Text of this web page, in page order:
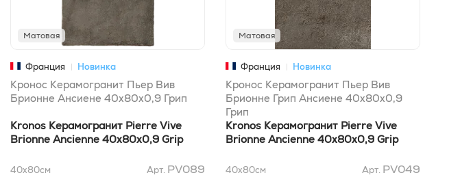
Матовая
Франция Новинка
Кронос Керамогранит Пьер Вив
Брионне Ансиене 40x80x0,9 Грип
Kronos Керамогранит Pierre Vive
Brionne Ancienne 40x80x0,9 Grip
40x80см Арт. PV089
Матовая
Франция Новинка
Кронос Керамогранит Пьер Вив
Брионне Грип Ансиене 40x80x0,9
Грип
Kronos Керамогранит Pierre Vive
Brionne Ancienne 40x80x0,9 Grip
40x80см Арт. PV049